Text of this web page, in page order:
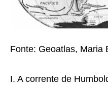
Fonte: Geoatlas, Maria
I. A corrente de